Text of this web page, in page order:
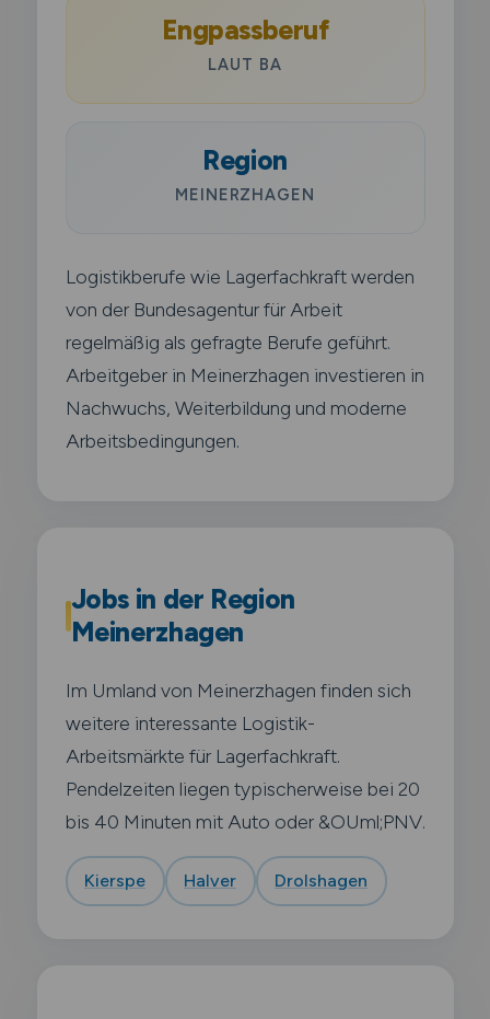
Engpassberuf
LAUT BA
Region
MEINERZHAGEN
Logistikberufe wie Lagerfachkraft werden
von der Bundesagentur für Arbeit
regelmäßig als gefragte Berufe geführt.
Arbeitgeber in Meinerzhagen investieren in
Nachwuchs, Weiterbildung und moderne
Arbeitsbedingungen.
Jobs in der Region
Meinerzhagen
Im Umland von Meinerzhagen finden sich
weitere interessante Logistik-
Arbeitsmärkte für Lagerfachkraft.
Pendelzeiten liegen typischerweise bei 20
bis 40 Minuten mit Auto oder &OUml;PNV.
Kierspe Halver Drolshagen